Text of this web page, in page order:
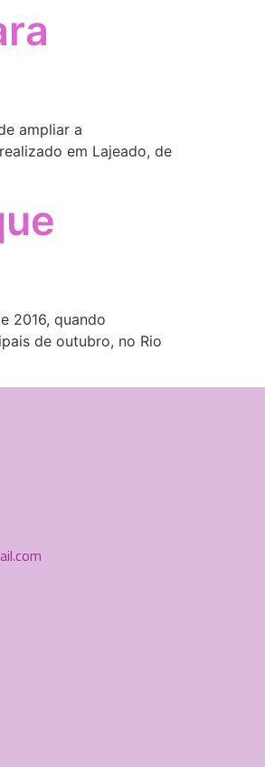
ampliar a
em Lajeado, de
2016, quando
de outubro, no Rio